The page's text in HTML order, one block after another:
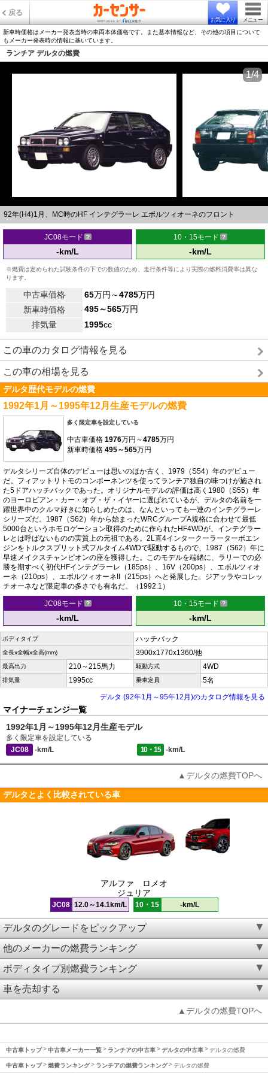
戻る
お気に入り メニュー
新車時価格はメーカー発表当時の車両本体価格です。また基本情報など、その他の項目について
もメーカー発表時の情報に基いています。
ランチア デルタの燃費
92年(H4)1月、MC時のHF インテグラーレ エボルツィオーネのフロント
1/4
JC08モード
-km/L
10・15モード
-km/L
※燃費は定められた試験条件の下での数値のため、走行条件等により実際の燃料消費率は異な
ります。
中古車価格 65万円～4785万円
新車時価格
495～565万円
排気量
1995cc
この車のカタログ情報を見る
この車の相場を見る
デルタ歴代モデルの燃費
1992年1月～1995年12月生産モデルの燃費
多く限定車を設定している
中古車価格 1976万円～4785万円
新車時価格 495～565万円
デルタシリーズ自体のデビューは思いのほか古く、1979（S54）年のデビュー
だ。フィアットリトモのコンポーネンツを使ってランチア独自の味つけが施され
た5ドアハッチバックであった。オリジナルモデルの評価は高く1980（S55）年
のヨーロピアン・カー・オブ・ザ・イヤーに選ばれているが、デルタの名前を一
躍世界中のクルマ好きに知らしめたのは、なんといっても一連のインテグラーレ
シリーズだ。1987（S62）年から始まったWRCグループA規格に合わせて最低
5000台というホモロゲーション取得のために作られたHF4WDが、インテグラー
レとは呼ばないものの実質上の元祖である。2L直4インタークーラーターボエン
ジンをトルクスプリット式フルタイム4WDで駆動するもので、1987（S62）年に
早速メイクスチャンピオンの座を獲得した。このモデルを端緒に、ラリーでの必
勝を期すべく初代HFインテグラーレ（185ps）、16V（200ps）、エボルツィオ
ーネ（210ps）、エボルツィオーネII（215ps）へと発展した。ジアッラやコレッ
チオーネなど限定車の多さでも有名だ。（1992.1）
JC08モード
-km/L
10・15モード
-km/L
ボディタイプ ハッチバック
全長x全幅x全高(mm) 3900x1770x1360/他
最高出力 210～215馬力 駆動方式 4WD
排気量 1995cc 乗車定員
5名
デルタ (92年1月～95年12月)のカタログ情報を見る
マイナーチェンジ一覧
1992年1月～1995年12月生産モデル
多く限定車を設定している
JC08
-km/L 10・15 -km/L
▲デルタの燃費TOPへ
デルタとよく比較されている車
アルファ ロメオ
ジュリア
JC08 12.0～14.1km/L 10・15 -km/L
デルタのグレードをピックアップ
他のメーカーの燃費ランキング
ボディタイプ別燃費ランキング
車を売却する
▲デルタの燃費TOPへ
中古車トップ 中古車メーカー一覧 ランチアの中古車 デルタの中古車 デルタの燃費
中古車トップ 燃費ランキング ランチアの燃費ランキング デルタの燃費